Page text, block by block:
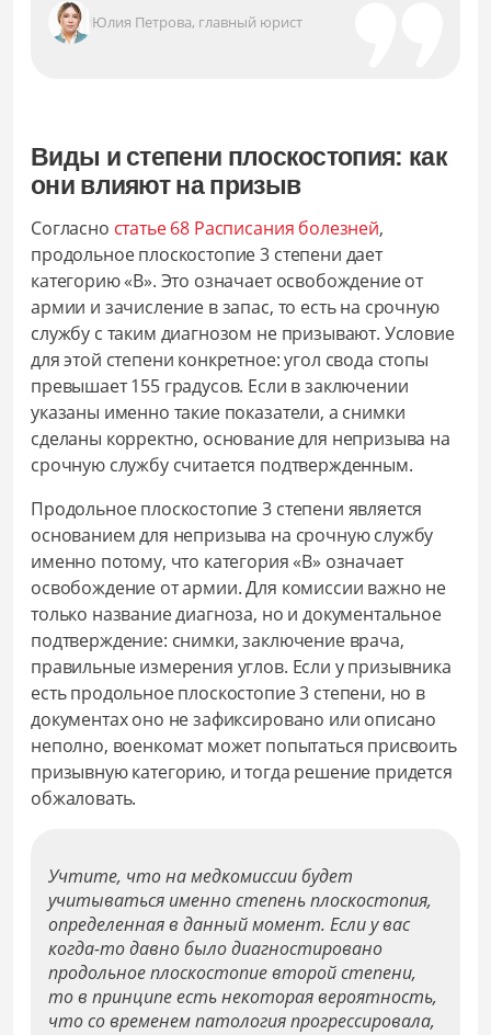
Юлия Петрова, главный юрист
Виды и степени плоскостопия: как
они влияют на призыв
Согласно статье 68 Расписания болезней,
продольное плоскостопие 3 степени дает
категорию «В». Это означает освобождение от
армии и зачисление в запас, то есть на срочную
службу с таким диагнозом не призывают. Условие
для этой степени конкретное: угол свода стопы
превышает 155 градусов. Если в заключении
указаны именно такие показатели, а снимки
сделаны корректно, основание для непризыва на
срочную службу считается подтвержденным.
Продольное плоскостопие 3 степени является
основанием для непризыва на срочную службу
именно потому, что категория «В» означает
освобождение от армии. Для комиссии важно не
только название диагноза, но и документальное
подтверждение: снимки, заключение врача,
правильные измерения углов. Если у призывника
есть продольное плоскостопие 3 степени, но в
документах оно не зафиксировано или описано
неполно, военкомат может попытаться присвоить
призывную категорию, и тогда решение придется
обжаловать.
Учтите, что на медкомиссии будет
учитываться именно степень плоскостопия,
определенная в данный момент. Если у вас
когда-то давно было диагностировано
продольное плоскостопие второй степени,
то в принципе есть некоторая вероятность,
что со временем патология прогрессировала,